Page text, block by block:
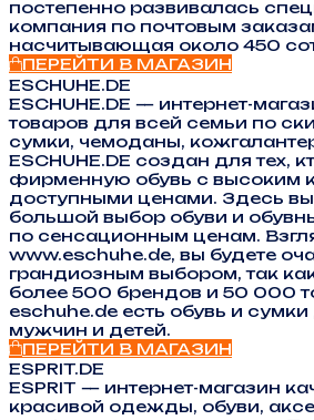
постепенно развивалась
компания по почтовым
насчитывающая около 450
ПЕРЕЙТИ В МАГАЗИН
ESCHUHE.DE
ESCHUHE.DE — интернет-
товаров для всей семьи по
сумки, чемоданы,
ESCHUHE.DE создан для тех,
фирменную обувь с высоким
доступными ценами. Здесь
большой выбор обуви и
по сенсационным ценам.
www.eschuhe.de, вы будете
грандиозным выбором, так
более 500 брендов и 50 000
eschuhe.de есть обувь и
мужчин и детей.
ПЕРЕЙТИ В МАГАЗИН
ESPRIT.DE
ESPRIT — интернет-магазин
красивой одежды, обуви,